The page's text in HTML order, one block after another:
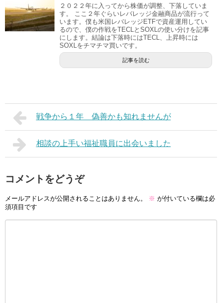
２０２２年に入ってから株価が調整、下落していま
す。 ここ２年ぐらいレバレッジ金融商品が流行って
います。僕も米国レバレッジETFで資産運用してい
るので、僕の作戦をTECLとSOXLの使い分けを記事
にします。結論は下落時にはTECL、上昇時には
SOXLをチマチマ買いです。
記事を読む
戦争から１年 偽善かも知れませんが
相談の上手い福祉職員に出会いました
コメントをどうぞ
メールアドレスが公開されることはありません。 ※ が付いている欄は必
須項目です